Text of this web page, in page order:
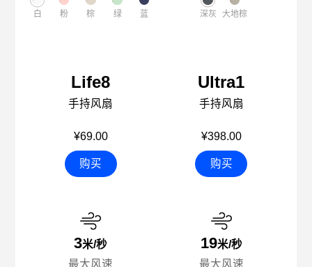
白 粉 棕 绿 蓝
Life8
手持风扇
¥69.00
购买
3米/秒
最大风速
深灰 大地棕
Ultra1
手持风扇
¥398.00
购买
19米/秒
最大风速